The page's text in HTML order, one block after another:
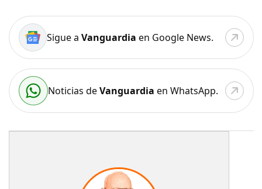
Sigue a Vanguardia en Google News.
Noticias deVanguardia en WhatsApp.